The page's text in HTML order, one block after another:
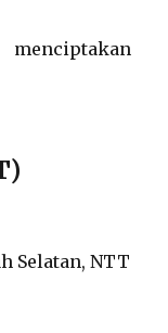
Selatan, NTT